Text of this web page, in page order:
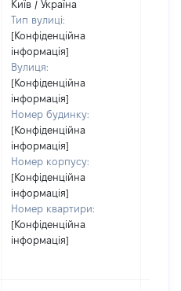
Київ / Україна
Тип вулиці:
[Конфіденційна
інформація]
Вулиця:
[Конфіденційна
інформація]
Номер будинку:
[Конфіденційна
інформація]
Номер корпусу:
[Конфіденційна
інформація]
Номер квартири:
[Конфіденційна
інформація]